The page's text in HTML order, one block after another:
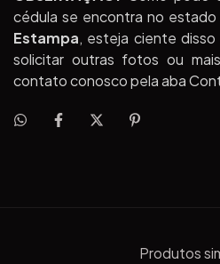
cédula se encontra no
Estampa, esteja ciente disso
solicitar outras fotos ou
contato conosco pela aba
Produtos